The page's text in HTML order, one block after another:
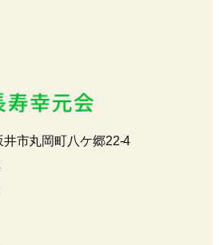
市丸岡町八ケ郷22-4